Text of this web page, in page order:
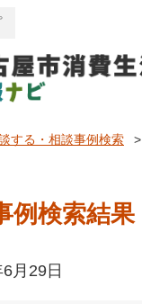
する・相談事例検索 >
例検索結果
月29日